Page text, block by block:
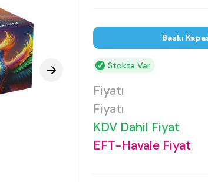
Baskı
Stokta Var
Fiyatı
Fiyatı
KDV Dahil Fiyat
EFT-Havale Fiyat